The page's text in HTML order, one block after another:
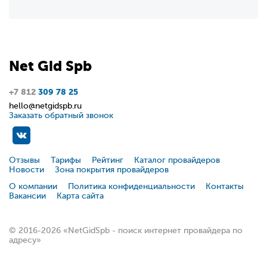
Net Gid Spb
+7 812 309 78 25
hello@netgidspb.ru
Заказать обратный звонок
Отзывы Тарифы Рейтинг
Каталог провайдеров
Новости
Зона покрытия провайдеров
О компании
Политика конфиденциальности
Контакты
Вакансии
Карта сайта
© 2016-2026 «NetGidSpb - поиск интернет провайдера по
адресу»